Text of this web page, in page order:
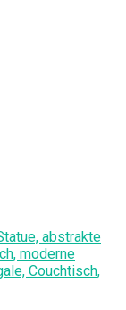
abstrakte
moderne
Couchtisch,